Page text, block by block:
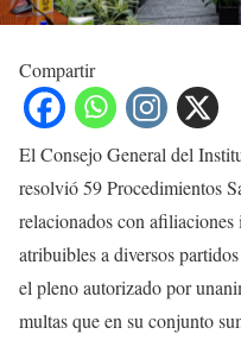
Compartir
El Consejo General del
resolvió 59 Procedimientos
relacionados con afiliaciones
atribuibles a diversos
el pleno autorizado por
multas que en su conjunto